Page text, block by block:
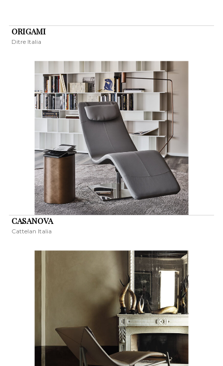
ORIGAMI
Ditre Italia
CASANOVA
Cattelan Italia